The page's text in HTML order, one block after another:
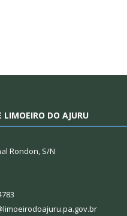
LIMOEIRO DO AJURU
Rondon, S/N